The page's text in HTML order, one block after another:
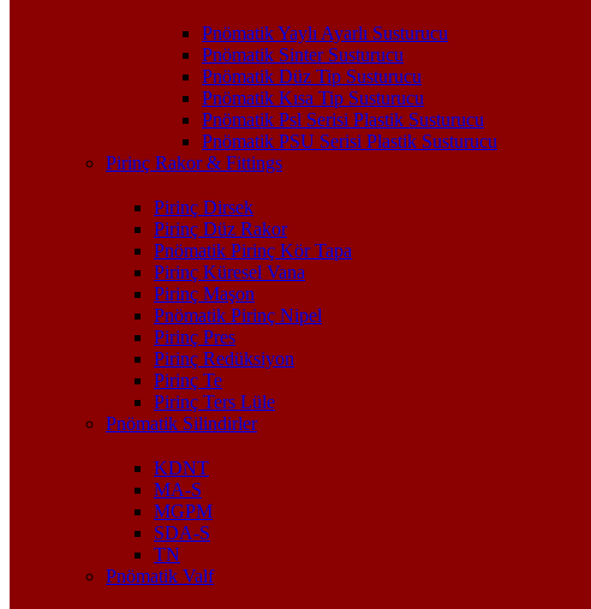
Pnömatik Yaylı Ayarlı Susturucu
Pnömatik Sinter Susturucu
Pnömatik Düz Tip Susturucu
Pnömatik Kısa Tip Susturucu
Pnömatik Psl Serisi Plastik Susturucu
Pnömatik PSU Serisi Plastik Susturucu
Pirinç Rakor & Fittings
Pirinç Dirsek
Pirinç Düz Rakor
Pnömatik Pirinç Kör Tapa
Pirinç Küresel Vana
Pirinç Maşon
Pnömatik Pirinç Nipel
Pirinç Pres
Pirinç Redüksiyon
Pirinç Te
Pirinç Ters Lüle
Pnömatik Silindirler
KDNT
MA-S
MGPM
SDA-S
TN
Pnömatik Valf